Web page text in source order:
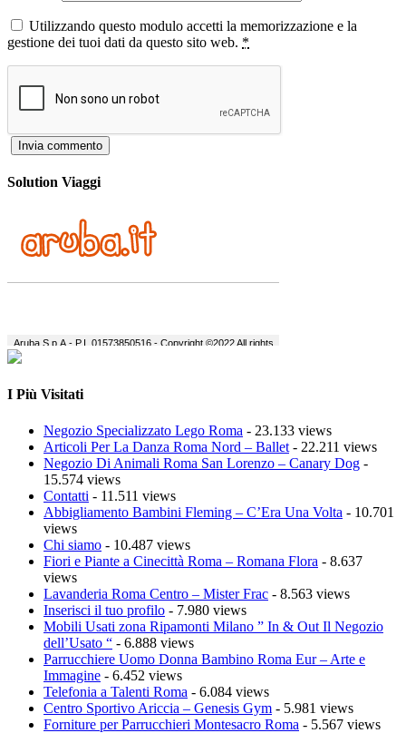
Utilizzando questo modulo accetti la memorizzazione e la
gestione dei tuoi dati da questo sito web. *
Solution Viaggi
I Più Visitati
Negozio Specializzato Lego Roma - 23.133 views
Articoli Per La Danza Roma Nord – Ballet - 22.211 views
Negozio Di Animali Roma San Lorenzo – Canary Dog -
15.574 views
Contatti - 11.511 views
Abbigliamento Bambini Fleming – C’Era Una Volta - 10.701
views
Chi siamo - 10.487 views
Fiori e Piante a Cinecittà Roma – Romana Flora - 8.637
views
Lavanderia Roma Centro – Mister Frac - 8.563 views
Inserisci il tuo profilo - 7.980 views
Mobili Usati zona Ripamonti Milano ” In & Out Il Negozio
dell’Usato “ - 6.888 views
Parrucchiere Uomo Donna Bambino Roma Eur – Arte e
Immagine - 6.452 views
Telefonia a Talenti Roma - 6.084 views
Centro Sportivo Ariccia – Genesis Gym - 5.981 views
Forniture per Parrucchieri Montesacro Roma - 5.567 views